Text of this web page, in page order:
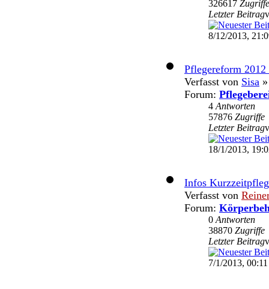
326617 Zugriffe
Letzter Beitrag
8/12/2013,
Pflegereform 2012
Verfasst von Sisa
Forum:
4 Antworten
57876 Zugriffe
Letzter Beitrag
18/1/2013,
Infos
Verfasst von
Forum:
0 Antworten
38870 Zugriffe
Letzter Beitrag
7/1/2013, 00:11